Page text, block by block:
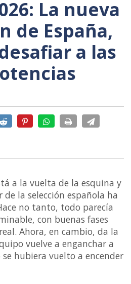
La nueva
de España,
a las
a la vuelta de la esquina y
de la selección española ha
no tanto, todo parecía
con buenas fases
Ahora, en cambio, da la
vuelve a enganchar a
hubiera vuelto a encender